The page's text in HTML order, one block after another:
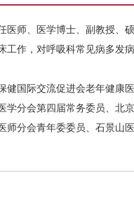
师、医学博士、副教授、硕
作，对呼吸科常见病多发病
国际交流促进会老年健康医
学分会第四届常务委员、北
师分会青年委委员、石景山